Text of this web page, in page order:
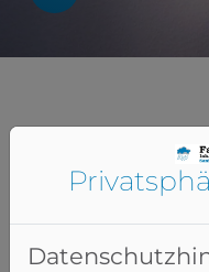
Lernen Sie
kennen